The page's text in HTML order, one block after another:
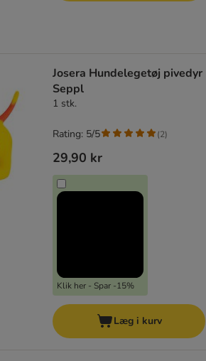
Josera Hundelegetøj pivedyr
Seppl
1 stk.
29,90 kr
Klik her - Spar -15%
Rating: 5/5 (2)
Læg i kurv